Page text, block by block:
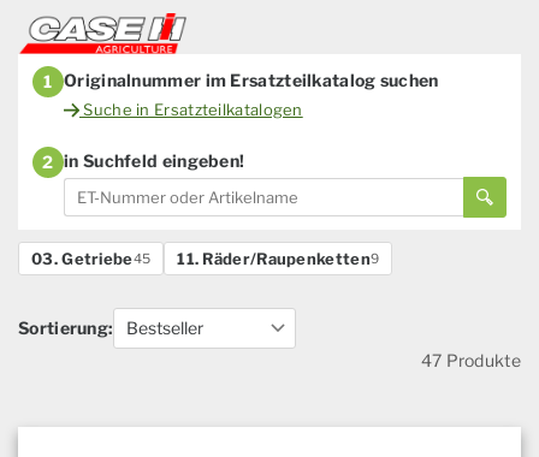
1 Originalnummer im Ersatzteilkatalog suchen
Suche in Ersatzteilkatalogen
2 in Suchfeld eingeben!
03. Getriebe45 11. Räder/Raupenketten9
Sortierung:
47 Produkte